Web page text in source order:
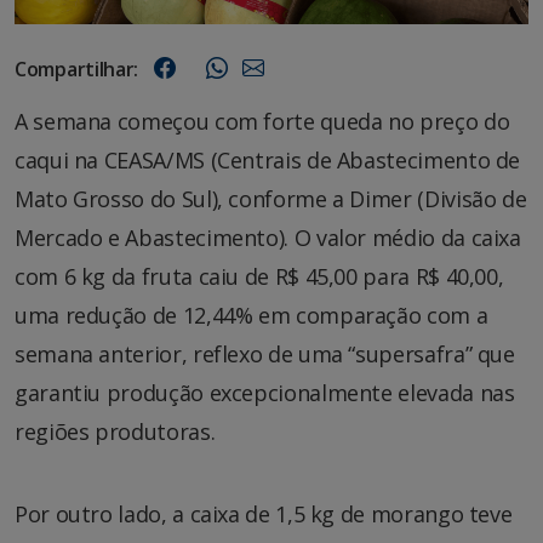
Compartilhar:
A semana começou com forte queda no preço do
caqui na CEASA/MS (Centrais de Abastecimento de
Mato Grosso do Sul), conforme a Dimer (Divisão de
Mercado e Abastecimento). O valor médio da caixa
com 6 kg da fruta caiu de R$ 45,00 para R$ 40,00,
uma redução de 12,44% em comparação com a
semana anterior, reflexo de uma “supersafra” que
garantiu produção excepcionalmente elevada nas
regiões produtoras.
Por outro lado, a caixa de 1,5 kg de morango teve